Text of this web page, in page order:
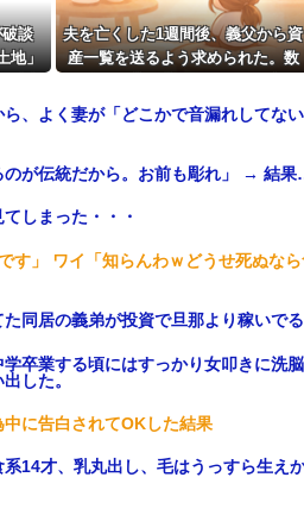
な税金の成り立ちを調べてみたよ
談
地」
夫を亡くした1週間後、義父から資
産一覧を送るよう求められた。数
険金を含む資産の3分の1を請求さ
、よく妻が「どこかで音漏れしてな
のが伝統だから。お前も彫れ」 → 結
しまった・・・
す」 ワイ「知らんわｗどうせ死ぬな
同居の義弟が投資で旦那より稼いで
卒業する頃にはすっかり女叩きに洗
した。
中に告白されてOKした結果
系14才、乳丸出し、毛はうっすら生え